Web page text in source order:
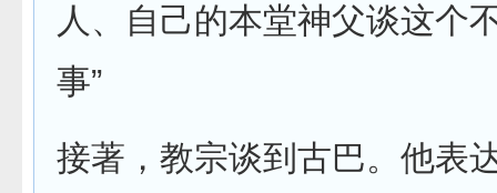
人、自己的本堂神父谈这个
事”
接著，教宗谈到古巴。他表